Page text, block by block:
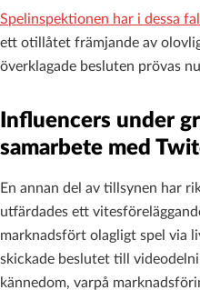
Spelinspektionen har i dessa
ett otillåtet främjande av
överklagade besluten prövas
Influencers under
samarbete med
En annan del av tillsynen har
utfärdades ett
marknadsfört olagligt spel via
skickade beslutet till
kännedom, varpå